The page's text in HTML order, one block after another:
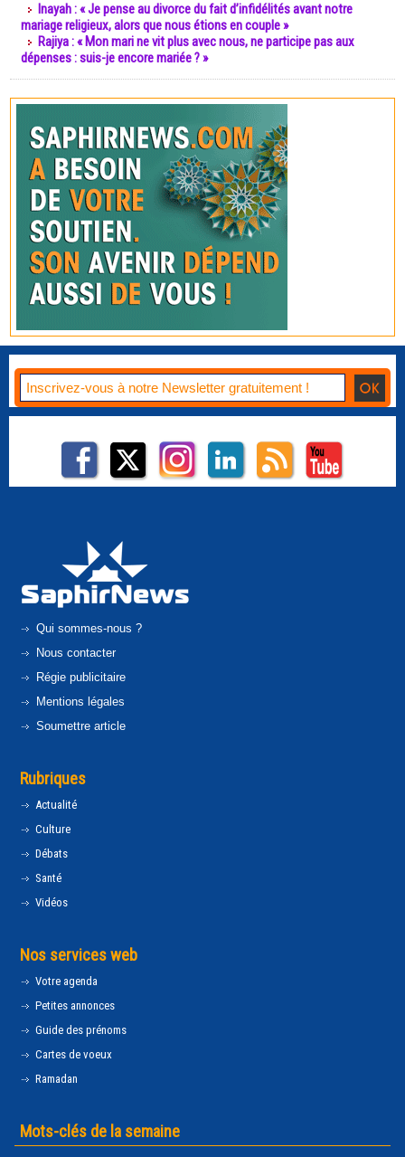
Inayah : « Je pense au divorce du fait d’infidélités avant notre
mariage religieux, alors que nous étions en couple »
Rajiya : « Mon mari ne vit plus avec nous, ne participe pas aux
dépenses : suis-je encore mariée ? »
Qui sommes-nous ?
Nous contacter
Régie publicitaire
Mentions légales
Soumettre article
Rubriques
Actualité
Culture
Débats
Santé
Vidéos
Nos services web
Votre agenda
Petites annonces
Guide des prénoms
Cartes de voeux
Ramadan
Mots-clés de la semaine